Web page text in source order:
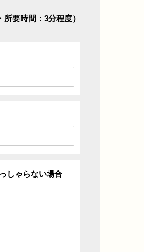
要時間：3分程度）
しゃらない場合